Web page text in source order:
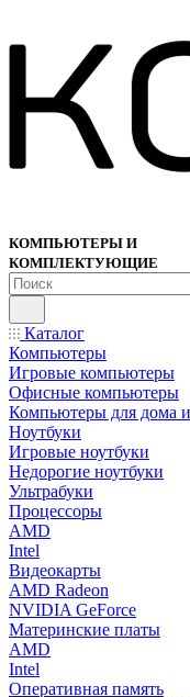
КОМПЬЮТЕРЫ И
КОМПЛЕКТУЮЩИЕ
Каталог
Компьютеры
Игровые компьютеры
Офисные компьютеры
Компьютеры для дома
Ноутбуки
Игровые ноутбуки
Недорогие ноутбуки
Ультрабуки
Процессоры
AMD
Intel
Видеокарты
AMD Radeon
NVIDIA GeForce
Материнские платы
AMD
Intel
Оперативная память